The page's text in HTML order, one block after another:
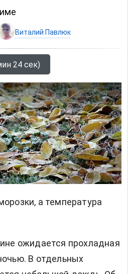
Виталий Павлюк
24 сек)
а температура
ожидается прохладная
В отдельных